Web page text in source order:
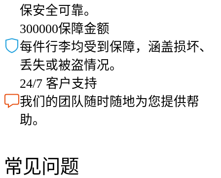
保安全可靠。
300000保障金额
每件行李均受到保障，涵盖损坏、
丢失或被盗情况。
24/7 客户支持
我们的团队随时随地为您提供帮
助。
常见问题